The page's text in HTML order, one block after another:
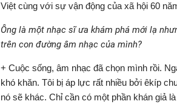
Việt cùng với sự vận động của xã hội 60
Ông là một nhạc sĩ ưa khám phá mới lạ
trên con đường âm nhạc của mình?
+ Cuộc sống, âm nhạc đã chọn mình rồi.
khó khăn. Tôi bị áp lực rất nhiều bởi êkíp
nó sẽ khác. Chỉ cần có một phần khán giả